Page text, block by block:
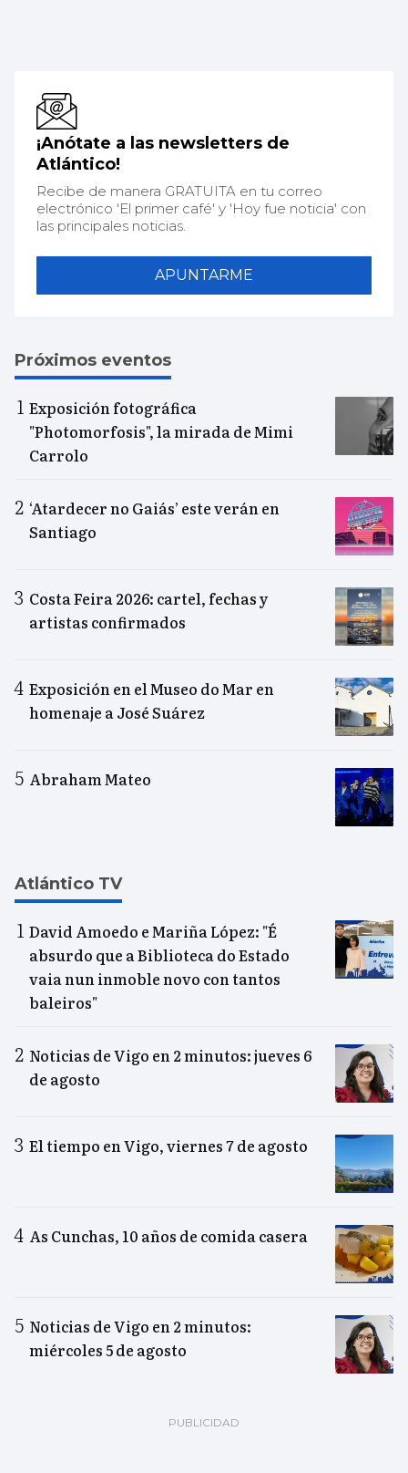
¡Anótate a las newsletters de
Atlántico!
Recibe de manera GRATUITA en tu correo
electrónico 'El primer café' y 'Hoy fue noticia' con
las principales noticias.
APUNTARME
Próximos eventos
Exposición fotográfica
"Photomorfosis", la mirada de Mimi
Carrolo
‘Atardecer no Gaiás’ este verán en
Santiago
Costa Feira 2026: cartel, fechas y
artistas confirmados
Exposición en el Museo do Mar en
homenaje a José Suárez
Abraham Mateo
Atlántico TV
David Amoedo e Mariña López: "É
absurdo que a Biblioteca do Estado
vaia nun inmoble novo con tantos
baleiros"
Noticias de Vigo en 2 minutos: jueves 6
de agosto
El tiempo en Vigo, viernes 7 de agosto
As Cunchas, 10 años de comida casera
Noticias de Vigo en 2 minutos:
miércoles 5 de agosto